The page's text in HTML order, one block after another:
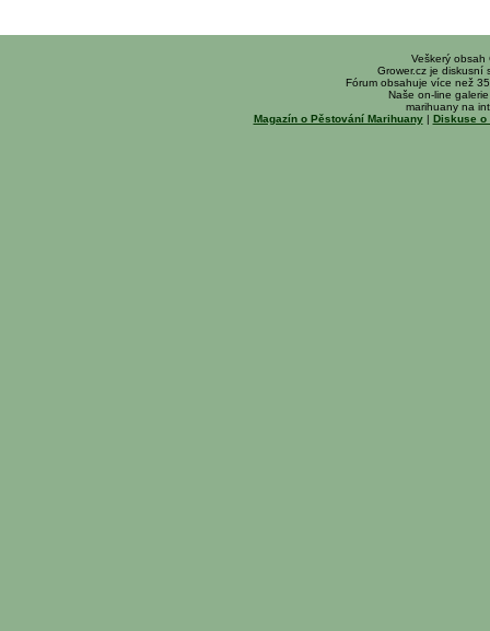
Veškerý obsah
Grower.cz je diskusní
Fórum obsahuje více než
Naše on-line
marihuany na
Magazín o Pěstování Marihuany| Diskuse o